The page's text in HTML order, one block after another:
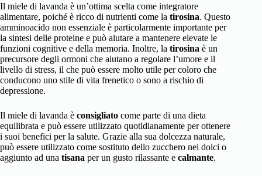
Il miele di lavanda è un’ottima scelta come integratore
alimentare, poiché è ricco di nutrienti come la tirosina. Questo
amminoacido non essenziale è particolarmente importante per
la sintesi delle proteine e può aiutare a mantenere elevate le
funzioni cognitive e della memoria. Inoltre, la tirosina è un
precursore degli ormoni che aiutano a regolare l’umore e il
livello di stress, il che può essere molto utile per coloro che
conducono uno stile di vita frenetico o sono a rischio di
depressione.
Il miele di lavanda è consigliato come parte di una dieta
equilibrata e può essere utilizzato quotidianamente per ottenere
i suoi benefici per la salute. Grazie alla sua dolcezza naturale,
può essere utilizzato come sostituto dello zucchero nei dolci o
aggiunto ad una tisana per un gusto rilassante e calmante.